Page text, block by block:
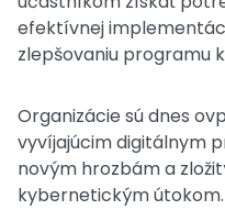
efektívnej
zlepšovaniu programu
Organizácie sú dnes
vyvíjajúcim digitálnym
novým hrozbám a
kybernetickým